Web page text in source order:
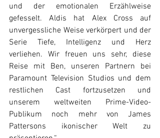
und der emotionalen Erzählweise
gefesselt. Aldis hat Alex Cross auf
unvergessliche Weise verkörpert und der
Serie Tiefe, Intelligenz und Herz
verliehen. Wir freuen uns sehr, diese
Reise mit Ben, unseren Partnern bei
Paramount Television Studios und dem
restlichen Cast fortzusetzen und
unserem weltweiten Prime-Video-
Publikum noch mehr von James
Pattersons ikonischer Welt zu